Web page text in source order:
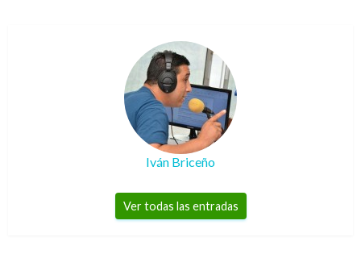
Iván Briceño
Ver todas las entradas